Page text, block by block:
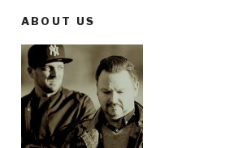
ABOUT US